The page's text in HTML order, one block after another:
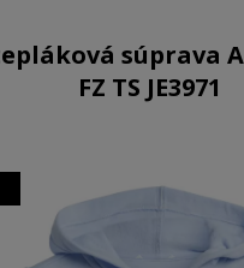
súprava
FZ TS JE3971